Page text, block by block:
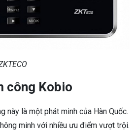
công Kobio
này là một phát minh của Hàn Quốc.
minh với nhiều ưu điểm vượt trội.